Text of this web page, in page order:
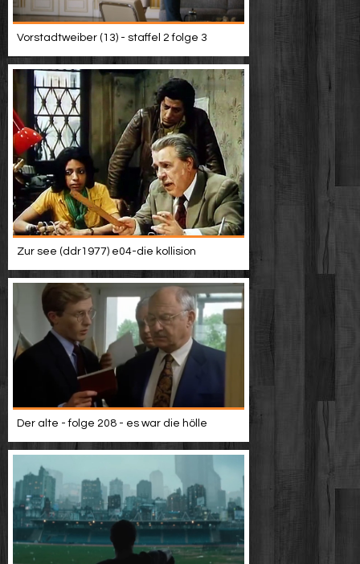
Vorstadtweiber (13) - staffel 2 folge 3
Zur see (ddr1977) e04-die kollision
Der alte - folge 208 - es war die hölle